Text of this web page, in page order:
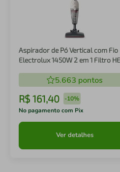
Aspirador de Pó Vertical com Fio
Electrolux 1450W 2 em 1 Filtro
5.663 pontos
R$ 161,40 -10%
No pagamento com Pix
Ver detalhes